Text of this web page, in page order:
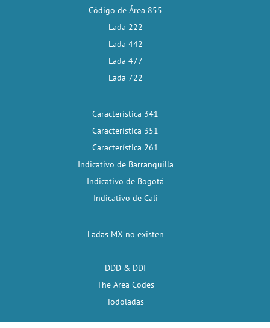
Código de Área 855
Lada 222
Lada 442
Lada 477
Lada 722
Característica 341
Característica 351
Característica 261
Indicativo de Barranquilla
Indicativo de Bogotá
Indicativo de Cali
Ladas MX no existen
DDD & DDI
The Area Codes
Todoladas